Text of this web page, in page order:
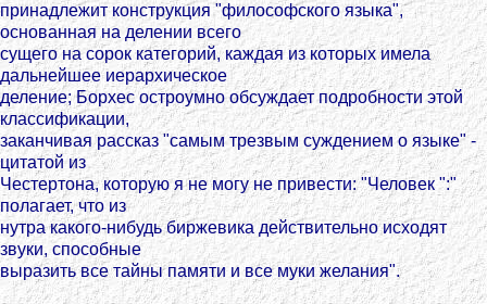
принадлежит конструкция "философского языка",
основанная на делении всего
сущего на сорок категорий, каждая из которых имела
дальнейшее иерархическое
деление; Борхес остроумно обсуждает подробности этой
классификации,
заканчивая рассказ "самым трезвым суждением о языке" -
цитатой из
Честертона, которую я не могу не привести: "Человек ":"
полагает, что из
нутра какого-нибудь биржевика действительно исходят
звуки, способные
выразить все тайны памяти и все муки желания".